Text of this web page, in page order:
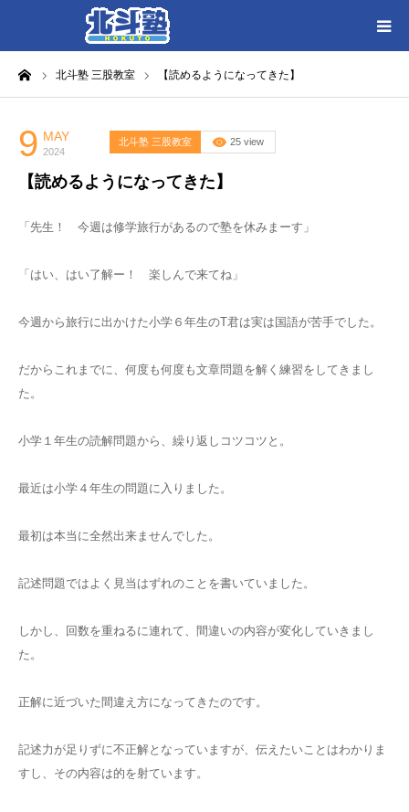
北斗塾 三股教室 【読めるようになってきた】
9 MAY
2024
北斗塾 三股教室 25 view
【読めるようになってきた】
「先生！ 今週は修学旅行があるので塾を休みまーす」
「はい、はい了解ー！ 楽しんで来てね」
今週から旅行に出かけた小学６年生のT君は実は国語が苦手でした。
だからこれまでに、何度も何度も文章問題を解く練習をしてきまし
た。
小学１年生の読解問題から、繰り返しコツコツと。
最近は小学４年生の問題に入りました。
最初は本当に全然出来ませんでした。
記述問題ではよく見当はずれのことを書いていました。
しかし、回数を重ねるに連れて、間違いの内容が変化していきまし
た。
正解に近づいた間違え方になってきたのです。
記述力が足りずに不正解となっていますが、伝えたいことはわかりま
すし、その内容は的を射ています。
HOME
各教室別に記事を見る
北斗塾／教室一覧
お問い合わせ